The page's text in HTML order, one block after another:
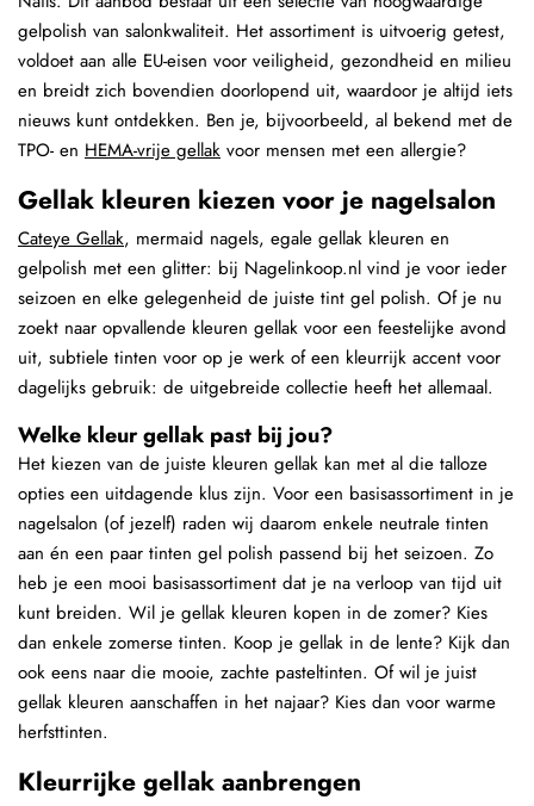
gelpolish van salonkwaliteit. Het assortiment is uitvoerig getest,
voldoet aan alle EU-eisen voor veiligheid, gezondheid en milieu
en breidt zich bovendien doorlopend uit, waardoor je altijd iets
nieuws kunt ontdekken. Ben je, bijvoorbeeld, al bekend met de
TPO- en HEMA-vrije gellak voor mensen met een allergie?
Gellak kleuren kiezen voor je nagelsalon
Cateye Gellak, mermaid nagels, egale gellak kleuren en
gelpolish met een glitter: bij Nagelinkoop.nl vind je voor ieder
seizoen en elke gelegenheid de juiste tint gel polish. Of je nu
zoekt naar opvallende kleuren gellak voor een feestelijke avond
uit, subtiele tinten voor op je werk of een kleurrijk accent voor
dagelijks gebruik: de uitgebreide collectie heeft het allemaal.
Welke kleur gellak past bij jou?
Het kiezen van de juiste kleuren gellak kan met al die talloze
opties een uitdagende klus zijn. Voor een basisassortiment in je
nagelsalon (of jezelf) raden wij daarom enkele neutrale tinten
aan én een paar tinten gel polish passend bij het seizoen. Zo
heb je een mooi basisassortiment dat je na verloop van tijd uit
kunt breiden. Wil je gellak kleuren kopen in de zomer? Kies
dan enkele zomerse tinten. Koop je gellak in de lente? Kijk dan
ook eens naar die mooie, zachte pasteltinten. Of wil je juist
gellak kleuren aanschaffen in het najaar? Kies dan voor warme
herfsttinten.
Kleurrijke gellak aanbrengen